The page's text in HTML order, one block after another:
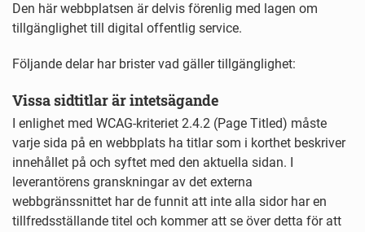
Den här webbplatsen är delvis förenlig med lagen om
tillgänglighet till digital offentlig service.
Följande delar har brister vad gäller tillgänglighet:
Vissa sidtitlar är intetsägande
I enlighet med WCAG-kriteriet 2.4.2 (Page Titled) måste
varje sida på en webbplats ha titlar som i korthet beskriver
innehållet på och syftet med den aktuella sidan. I
leverantörens granskningar av det externa
webbgränssnittet har de funnit att inte alla sidor har en
tillfredsställande titel och kommer att se över detta för att